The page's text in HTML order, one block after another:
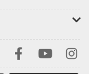
兩、三組，